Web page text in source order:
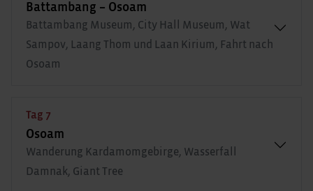
Battambang – Osoam
Battambang Museum, City Hall Museum, Wat
Sampov, Laang Thom und Laan Kirium, Fahrt nach
Osoam
Tag 7
Osoam
Wanderung Kardamomgebirge, Wasserfall
Damnak, Giant Tree